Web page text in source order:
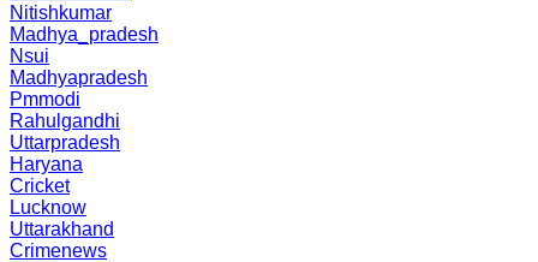
Nitishkumar
Madhya_pradesh
Nsui
Madhyapradesh
Pmmodi
Rahulgandhi
Uttarpradesh
Haryana
Cricket
Lucknow
Uttarakhand
Crimenews